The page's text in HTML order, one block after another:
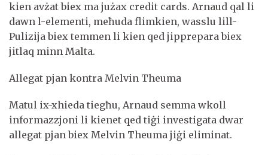
kien avżat biex ma jużax credit cards. Arnaud qal li
dawn l-elementi, meħuda flimkien, wasslu lill-
Pulizija biex temmen li kien qed jipprepara biex
jitlaq minn Malta.
Allegat pjan kontra Melvin Theuma
Matul ix-xhieda tiegħu, Arnaud semma wkoll
informazzjoni li kienet qed tiġi investigata dwar
allegat pjan biex Melvin Theuma jiġi eliminat.